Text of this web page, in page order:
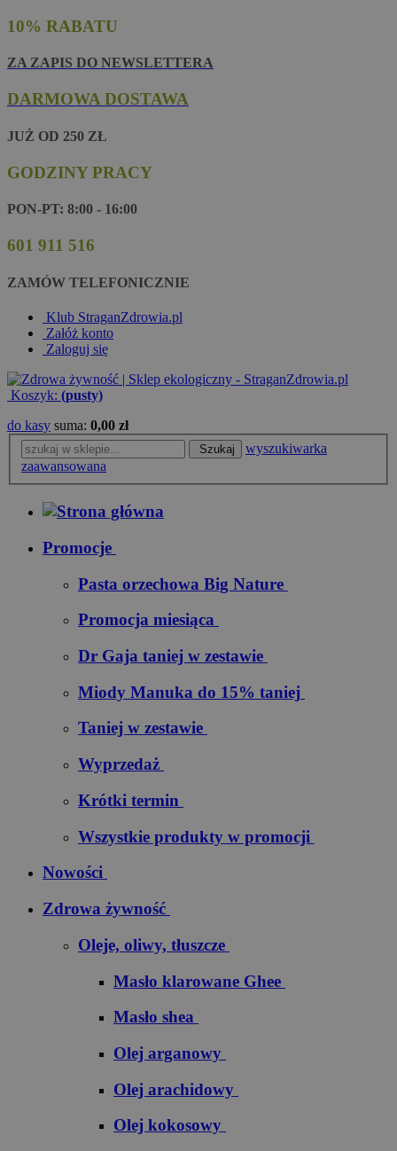
10% RABATU
ZA ZAPIS DO NEWSLETTERA
DARMOWA DOSTAWA
JUŻ OD 250 ZŁ
GODZINY PRACY
PON-PT: 8:00 - 16:00
601 911 516
ZAMÓW TELEFONICZNIE
Klub StraganZdrowia.pl
Załóż konto
Zaloguj się
Koszyk: (pusty)
do kasy suma: 0,00 zł
Szukaj
wyszukiwarka
zaawansowana
Promocje
Pasta orzechowa Big Nature
Promocja miesiąca
Dr Gaja taniej w zestawie
Miody Manuka do 15% taniej
Taniej w zestawie
Wyprzedaż
Krótki termin
Wszystkie produkty w promocji
Nowości
Zdrowa żywność
Oleje, oliwy, tłuszcze
Masło klarowane Ghee
Masło shea
Olej arganowy
Olej arachidowy
Olej kokosowy